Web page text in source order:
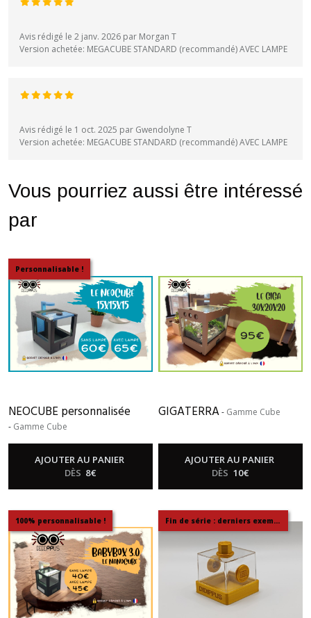
Avis rédigé le 2 janv. 2026 par Morgan T
Version achetée: MEGACUBE STANDARD (recommandé) AVEC LAMPE
Avis rédigé le 1 oct. 2025 par Gwendolyne T
Version achetée: MEGACUBE STANDARD (recommandé) AVEC LAMPE
Vous pourriez aussi être intéressé
par
Personnalisable !
NEOCUBE personnalisée
- Gamme Cube
AJOUTER AU PANIER
DÈS 8€
GIGATERRA- Gamme Cube
AJOUTER AU PANIER
DÈS 10€
100% personnalisable ! Fin de série : derniers exemplaires disponibles